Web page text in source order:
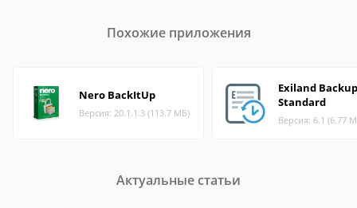
Похожие приложения
Nero BackItUp
Версия: 20.1.1.3 (113.7 МБ)
Exiland Backup
Standard
Версия: 6.1 (6.77
Актуальные статьи